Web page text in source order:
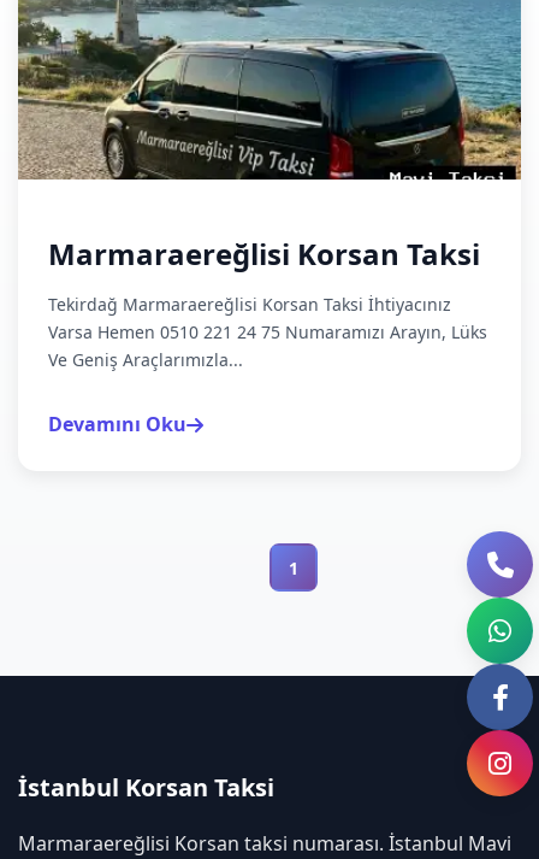
Marmaraereğlisi Korsan Taksi
Tekirdağ Marmaraereğlisi Korsan Taksi İhtiyacınız
Varsa Hemen 0510 221 24 75 Numaramızı Arayın, Lüks
Ve Geniş Araçlarımızla...
Devamını Oku
1
İstanbul Korsan Taksi
Marmaraereğlisi Korsan taksi numarası. İstanbul Mavi